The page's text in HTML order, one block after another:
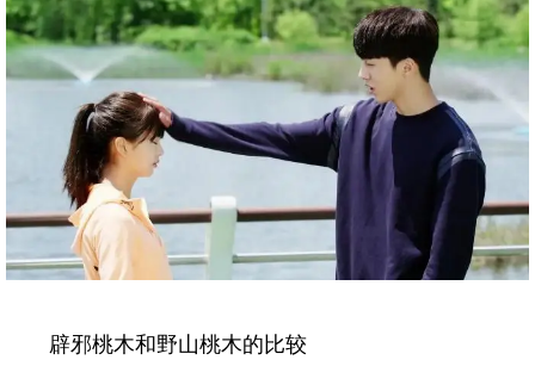
辟邪桃木和野山桃木的比较